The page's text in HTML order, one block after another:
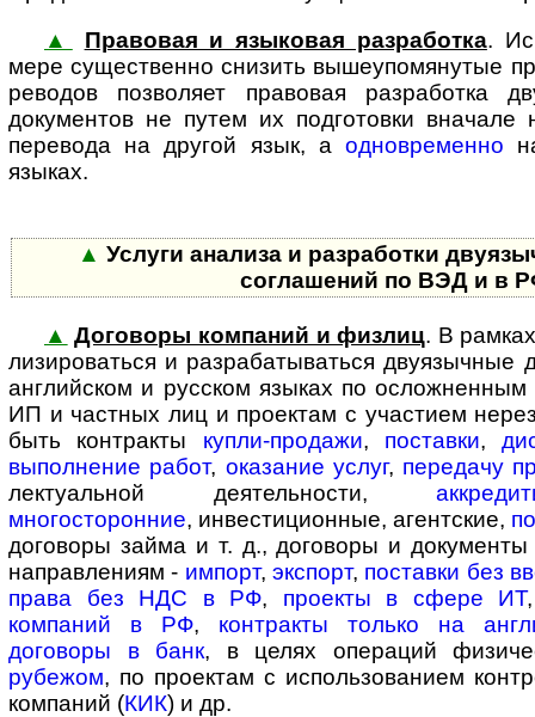
▲
Правовая и языковая разработка.
мере существенно снизить выше­упо­мя­ну­тые
ре­во­дов позволяет правовая разработка
документов не путем их подготовки
перевода на другой язык, аодновременно
языках.
▲ Услуги анализа и разработки
соглашений по ВЭД и в
▲ Договоры компаний и физлиц. В
ли­зи­ро­вать­ся и разрабатываться дву­языч­ные
английском и русском языках по
ИП и частных лиц и проектам с участием
быть контракты купли-продажи, поставки,
выполнение работ, оказание услуг, передачу
лек­ту­аль­ной де­я­тель­нос­ти,
многосторонние, ин­вес­ти­ци­он­ные, агентские,
договоры займа и т. д., договоры и
на­прав­ле­ни­ям - импорт, экспорт, поставки без
права без НДС в РФ, проекты в сфере ИТ
компаний в РФ, контракты только на
договоры в банк, в целях операций
рубежом, по проектам с использованием
компаний (КИК) и др.